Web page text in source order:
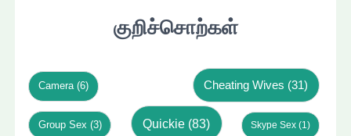
குறிச்சொற்கள்
Camera(6) Cheating Wives (31)
Group Sex (3) Quickie (83) Skype Sex (1)